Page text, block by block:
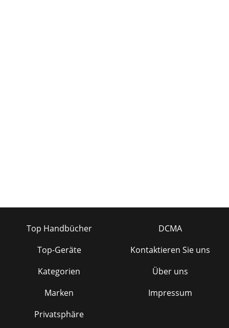
Top Handbücher
Top-Geräte
Kategorien
Marken
Privatsphäre
DCMA
Kontaktieren Sie uns
Über uns
Impressum